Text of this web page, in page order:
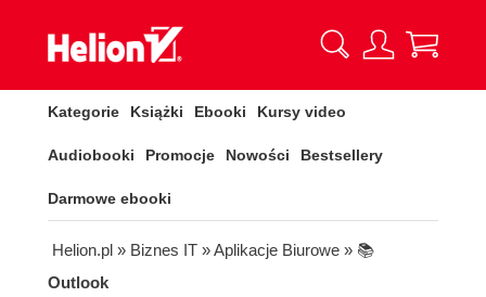
Kategorie Książki Ebooki Kursy video
Audiobooki Promocje Nowości Bestsellery
Darmowe ebooki
Helion.pl » Biznes IT » Aplikacje Biurowe » 📚
Outlook